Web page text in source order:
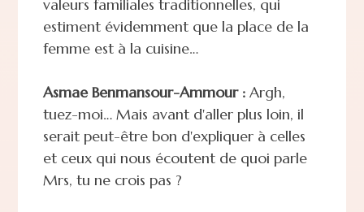
valeurs familiales traditionnelles, qui
estiment évidemment que la place de la
femme est à la cuisine…
Asmae Benmansour-Ammour :Argh,
tuez-moi… Mais avant d'aller plus loin, il
serait peut-être bon d'expliquer à celles
et ceux qui nous écoutent de quoi parle
Mrs, tu ne crois pas ?